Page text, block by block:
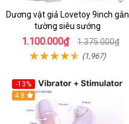
Dương vật giả Lovetoy 9inch gắn
tường siêu sướng
1.100.000₫ 1.375.000₫
(1,967)
-13%
4.8